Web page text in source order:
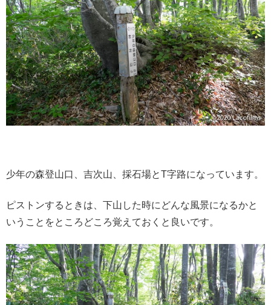
少年の森登山口、吉次山、採石場とT字路になっています。
ピストンするときは、下山した時にどんな風景になるかと
いうことをところどころ覚えておくと良いです。